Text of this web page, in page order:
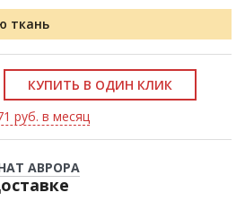
ткань
КУПИТЬ В ОДИН КЛИК
руб. в месяц
АВРОРА